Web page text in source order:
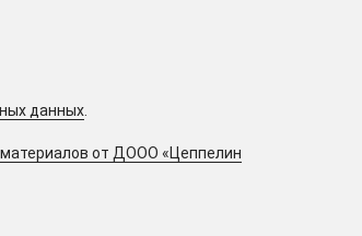
данных
от ДООО «Цеппелин